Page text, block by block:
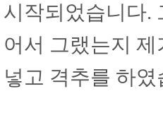
시작되었습니다.
어서 그랬는지
넣고 격추를 하였